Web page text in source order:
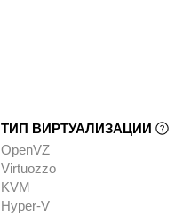
ТИП ВИРТУАЛИЗАЦИИ
OpenVZ
Virtuozzo
KVM
Hyper-V